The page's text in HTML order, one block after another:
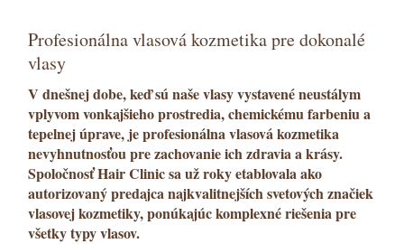
Profesionálna vlasová kozmetika pre dokonalé
vlasy
V dnešnej dobe, keď sú naše vlasy vystavené neustálym
vplyvom vonkajšieho prostredia, chemickému farbeniu a
tepelnej úprave, jeprofesionálna vlasová kozmetika
nevyhnutnosťou pre zachovanie ich zdravia a krásy.
SpoločnosťHair Clinicsa už roky etablovala ako
autorizovaný predajcanajkvalitnejších svetových značiek
vlasovej kozmetiky, ponúkajúc komplexné riešenia pre
všetky typy vlasov.